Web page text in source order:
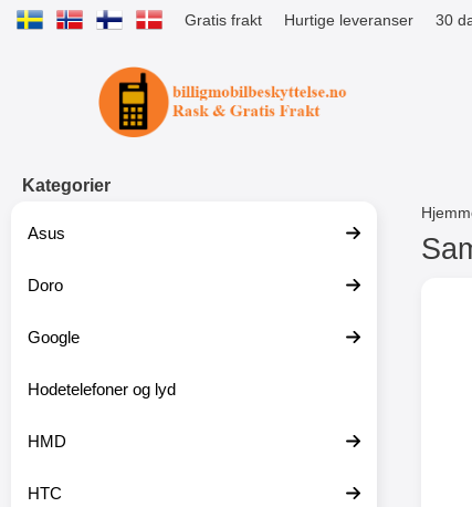
Gratis frakt Hurtige leveranser 30
Startsiden for Tibro Billiga
Kategorier
Asus
Doro
Google
Hodetelefoner og lyd
HMD
HTC